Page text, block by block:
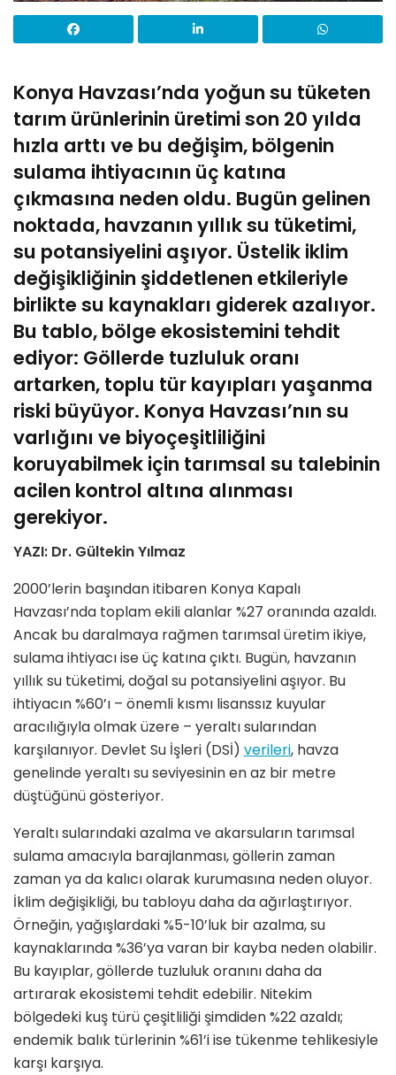
Konya Havzası’nda yoğun su tüketen
tarım ürünlerinin üretimi son 20 yılda
hızla arttı ve bu değişim, bölgenin
sulama ihtiyacının üç katına
çıkmasına neden oldu. Bugün gelinen
noktada, havzanın yıllık su tüketimi,
su potansiyelini aşıyor. Üstelik iklim
değişikliğinin şiddetlenen etkileriyle
birlikte su kaynakları giderek azalıyor.
Bu tablo, bölge ekosistemini tehdit
ediyor: Göllerde tuzluluk oranı
artarken, toplu tür kayıpları yaşanma
riski büyüyor. Konya Havzası’nın su
varlığını ve biyoçeşitliliğini
koruyabilmek için tarımsal su talebinin
acilen kontrol altına alınması
gerekiyor.
YAZI: Dr. Gültekin Yılmaz
2000’lerin başından itibaren Konya Kapalı
Havzası’nda toplam ekili alanlar %27 oranında azaldı.
Ancak bu daralmaya rağmen tarımsal üretim ikiye,
sulama ihtiyacı ise üç katına çıktı. Bugün, havzanın
yıllık su tüketimi, doğal su potansiyelini aşıyor. Bu
ihtiyacın %60’ı – önemli kısmı lisanssız kuyular
aracılığıyla olmak üzere – yeraltı sularından
karşılanıyor. Devlet Su İşleri (DSİ) verileri, havza
genelinde yeraltı su seviyesinin en az bir metre
düştüğünü gösteriyor.
Yeraltı sularındaki azalma ve akarsuların tarımsal
sulama amacıyla barajlanması, göllerin zaman
zaman ya da kalıcı olarak kurumasına neden oluyor.
İklim değişikliği, bu tabloyu daha da ağırlaştırıyor.
Örneğin, yağışlardaki %5-10’luk bir azalma, su
kaynaklarında %36’ya varan bir kayba neden olabilir.
Bu kayıplar, göllerde tuzluluk oranını daha da
artırarak ekosistemi tehdit edebilir. Nitekim
bölgedeki kuş türü çeşitliliği şimdiden %22 azaldı;
endemik balık türlerinin %61’i ise tükenme tehlikesiyle
karşı karşıya.